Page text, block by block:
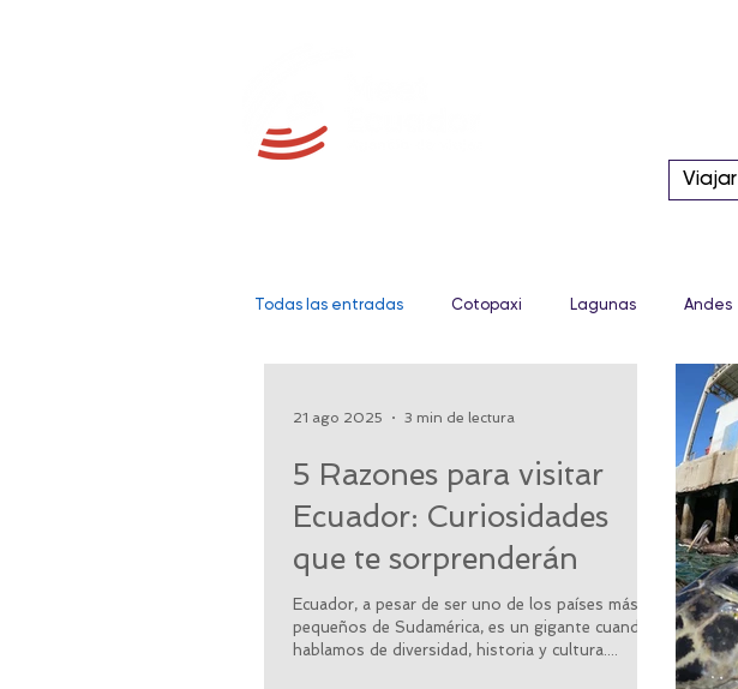
Viajar
Todas las entradas Cotopaxi Lagunas Andes
Conoce más!
5 Razones para visitar
Ecuador: Curiosidades
que te sorprenderán
Ecuador, a pesar de ser uno de los países más
pequeños de Sudamérica, es un gigante cuando
hablamos de diversidad, historia y cultura....
21 ago 2025 3 min de lectura